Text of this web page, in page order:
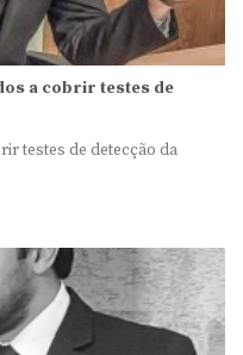
a cobrir testes de
testes de detecção da